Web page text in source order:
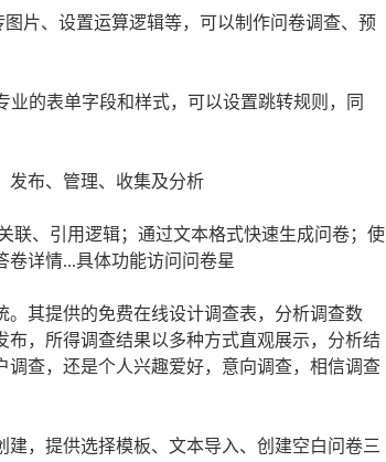
片、设置运算逻辑等，可以制作问卷调查、预
的表单字段和样式，可以设置跳转规则，同
发布、管理、收集及分析
联、引用逻辑；通过文本格式快速生成问卷；使
详情...具体功能访问问卷星
其提供的免费在线设计调查表，分析调查数
，所得调查结果以多种方式直观展示，分析结
查，还是个人兴趣爱好，意向调查，相信调查
，提供选择模板、文本导入、创建空白问卷三